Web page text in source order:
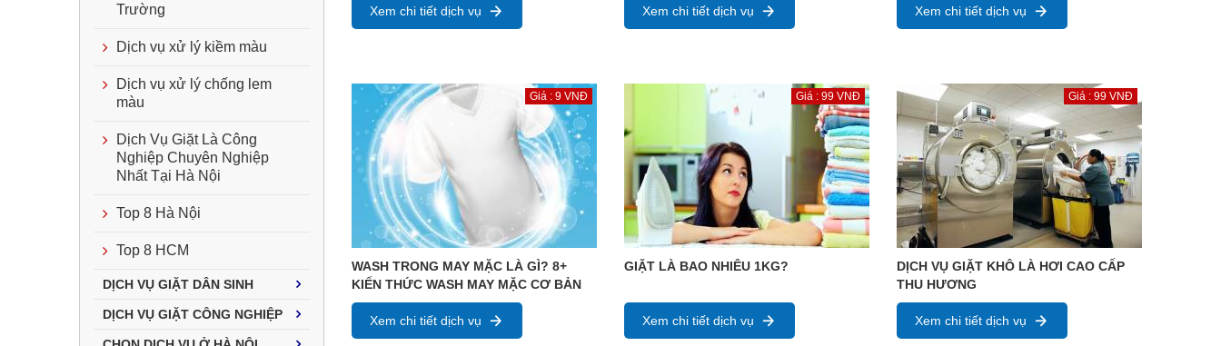
Xem chi tiết dịch vụ Xem chi tiết dịch vụ Xem chi tiết dịch vụ
Giá : 9 VNĐ
WASH TRONG MAY MẶC LÀ GÌ? 8+
KIẾN THỨC WASH MAY MẶC CƠ BẢN
Xem chi tiết dịch vụ
Giá : 99 VNĐ
GIẶT LÀ BAO NHIÊU 1KG?
Xem chi tiết dịch vụ
Giá : 99 VNĐ
DỊCH VỤ GIẶT KHÔ LÀ HƠI CAO CẤP
THU HƯƠNG
Xem chi tiết dịch vụ
Trường
Dịch vụ xử lý kiềm màu
Dịch vụ xử lý chống lem
màu
Dịch Vụ Giặt Là Công
Nghiệp Chuyên Nghiệp
Nhất Tại Hà Nội
Top 8 Hà Nội
Top 8 HCM
DỊCH VỤ GIẶT DÂN SINH
DỊCH VỤ GIẶT CÔNG NGHIỆP